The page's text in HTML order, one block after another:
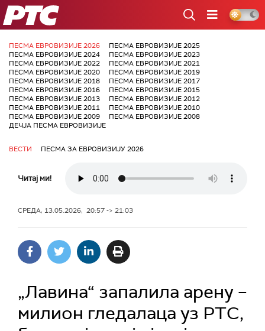
РТС
ПЕСМА ЕВРОВИЗИЈЕ 2026
ПЕСМА ЕВРОВИЗИЈЕ 2025
ПЕСМА ЕВРОВИЗИЈЕ 2024
ПЕСМА ЕВРОВИЗИЈЕ 2023
ПЕСМА ЕВРОВИЗИЈЕ 2022
ПЕСМА ЕВРОВИЗИЈЕ 2021
ПЕСМА ЕВРОВИЗИЈЕ 2020
ПЕСМА ЕВРОВИЗИЈЕ 2019
ПЕСМА ЕВРОВИЗИЈЕ 2018
ПЕСМА ЕВРОВИЗИЈЕ 2017
ПЕСМА ЕВРОВИЗИЈЕ 2016
ПЕСМА ЕВРОВИЗИЈЕ 2015
ПЕСМА ЕВРОВИЗИЈЕ 2013
ПЕСМА ЕВРОВИЗИЈЕ 2012
ПЕСМА ЕВРОВИЗИЈЕ 2011
ПЕСМА ЕВРОВИЗИЈЕ 2010
ПЕСМА ЕВРОВИЗИЈЕ 2009
ПЕСМА ЕВРОВИЗИЈЕ 2008
ДЕЧЈА ПЕСМА ЕВРОВИЗИЈЕ
ВЕСТИ ПЕСМА ЗА ЕВРОВИЗИЈУ 2026
Читај ми!
СРЕДА, 13.05.2026, 20:57 -> 21:03
„Лавина“ запалила арену –
милион гледалаца уз РТС,